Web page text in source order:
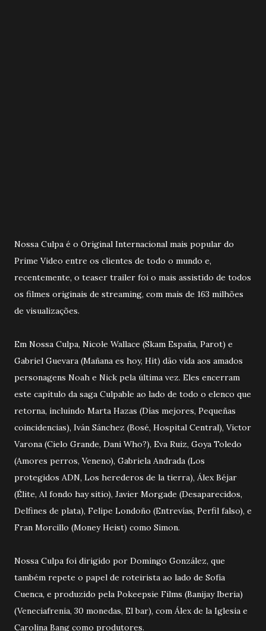
Nossa Culpa é o Original Internacional mais popular do
Prime Video entre os clientes de todo o mundo e,
recentemente, o teaser trailer foi o mais assistido de todos
os filmes originais de streaming, com mais de 163 milhões
de visualizações.
Em Nossa Culpa, Nicole Wallace (Skam España, Parot) e
Gabriel Guevara (Mañana es hoy, Hit) dão vida aos amados
personagens Noah e Nick pela última vez. Eles encerram
este capítulo da saga Culpable ao lado de todo o elenco que
retorna, incluindo Marta Hazas (Días mejores, Pequeñas
coincidencias), Iván Sánchez (Bosé, Hospital Central), Victor
Varona (Cielo Grande, Dani Who?), Eva Ruiz, Goya Toledo
(Amores perros, Veneno), Gabriela Andrada (Los
protegidos ADN, Los herederos de la tierra), Álex Béjar
(Élite, Al fondo hay sitio), Javier Morgade (Desaparecidos,
Delfines de plata), Felipe Londoño (Entrevías, Perfil falso), e
Fran Morcillo (Money Heist) como Simon.
Nossa Culpa foi dirigido por Domingo González, que
também repete o papel de roteirista ao lado de Sofía
Cuenca, e produzido pela Pokeepsie Films (Banijay Iberia)
(Veneciafrenia, 30 monedas, El bar), com Álex de la Iglesia e
Carolina Bang como produtores.